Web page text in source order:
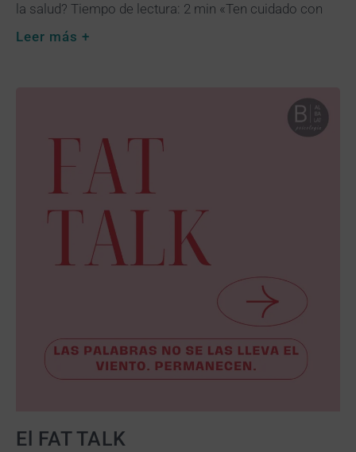
la salud? Tiempo de lectura: 2 min «Ten cuidado con
Leer más +
El FAT TALK